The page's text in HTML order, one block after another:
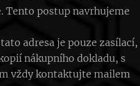
Tento postup navrhujeme
adresa je pouze zasílací,
nákupního dokladu, s
vždy kontaktujte mailem